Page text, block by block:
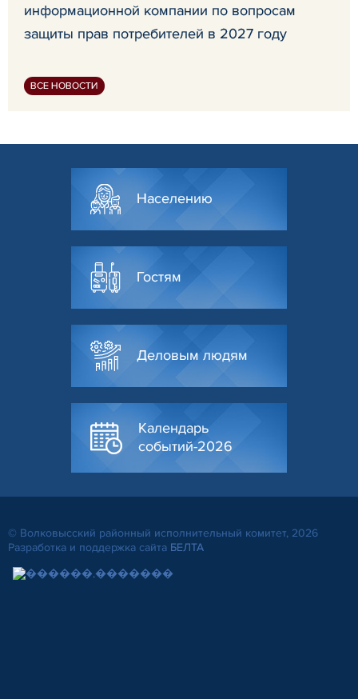
информационной компании по вопросам
защиты прав потребителей в 2027 году
ВСЕ НОВОСТИ
Населению
Гостям
Деловым людям
Календарь
событий-2026
© Волковысский районный исполнительный комитет, 2026
Разработка и поддержка сайта БЕЛТА